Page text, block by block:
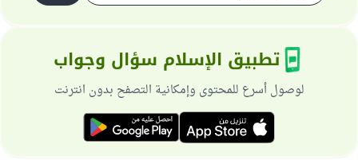
تطبيق الإسلام سؤال وجواب
لوصول أسرع للمحتوى وإمكانية التصفح بدون انترنت